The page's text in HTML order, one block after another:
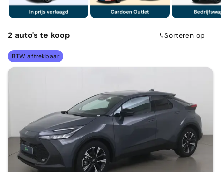
2 auto'ste koop Sorteren op
BTW aftrekbaar